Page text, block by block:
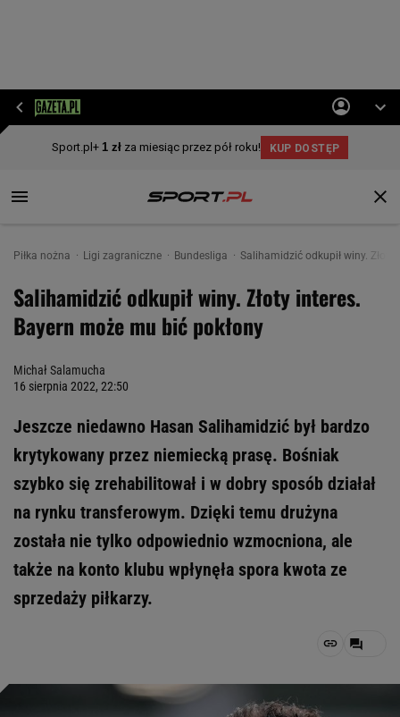
Piłka nożna Ligi zagraniczne Bundesliga Salihamidzić odkupił winy.
Salihamidzić odkupił winy. Złoty interes.
Bayern może mu bić pokłony
Michał Salamucha
16 sierpnia 2022, 22:50
Jeszcze niedawno Hasan Salihamidzić był bardzo
krytykowany przez niemiecką prasę. Bośniak
szybko się zrehabilitował i w dobry sposób działał
na rynku transferowym. Dzięki temu drużyna
została nie tylko odpowiednio wzmocniona, ale
także na konto klubu wpłynęła spora kwota ze
sprzedaży piłkarzy.